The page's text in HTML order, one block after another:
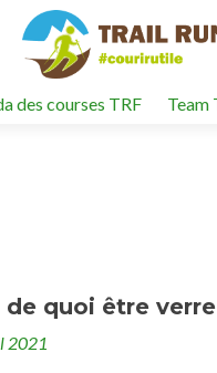
des courses TRF Team
quoi être
2021